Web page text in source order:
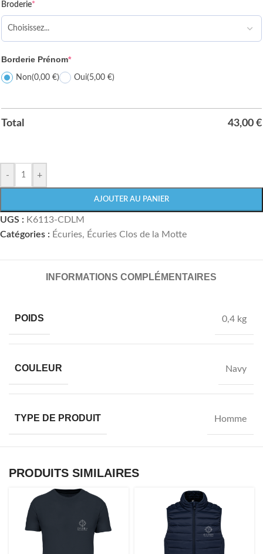
Broderie*
Borderie Prénom*
Non(0,00 €) Oui(5,00 €)
Total 43,00 €
- +
AJOUTER AU PANIER
UGS : K6113-CDLM
Catégories : Écuries, Écuries Clos de la Motte
INFORMATIONS COMPLÉMENTAIRES
POIDS 0,4 kg
COULEUR Navy
TYPE DE PRODUIT Homme
PRODUITS SIMILAIRES